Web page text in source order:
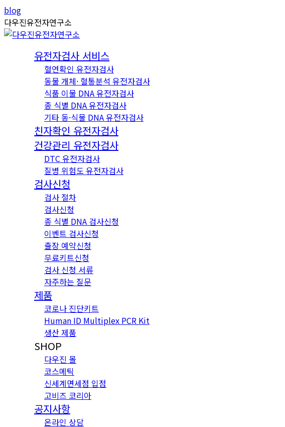
Skip
to
content
Instagram
page
opens
YouTube
page
opens
blog
다우진유전자연구소
유전자검사 서비스
혈연확인 유전자검사
동물 개체· 혈통분석 유전자검사
식품 이물 DNA 유전자검사
종 식별 DNA 유전자검사
기타 동·식물 DNA 유전자검사
친자확인 유전자검사
건강관리 유전자검사
DTC 유전자검사
질병 위험도 유전자검사
검사신청
검사 절차
검사신청
종 식별 DNA 검사신청
이벤트 검사신청
출장 예약신청
무료키트신청
검사 신청 서류
자주하는 질문
제품
코로나 진단키트
Human ID Multiplex PCR Kit
생산 제품
SHOP
다우진 몰
코스메틱
신세계면세점 입점
고비즈 코리아
공지사항
온라인 상담